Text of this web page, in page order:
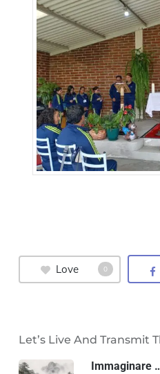
Love 0
Let’s Live And Transmit
Immaginare